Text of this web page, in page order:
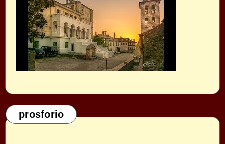
prosforio